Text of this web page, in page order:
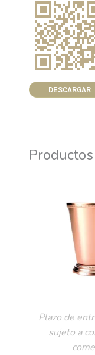
DESCARGAR
Plazo de
sujeto a